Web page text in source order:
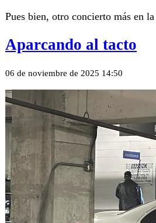
Pues bien, otro concierto más en
Aparcando al tacto
06 de noviembre de 2025 14:50